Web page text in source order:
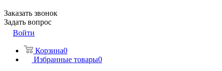
Заказать звонок
Задать вопрос
Войти
Корзина0
Избранные товары0